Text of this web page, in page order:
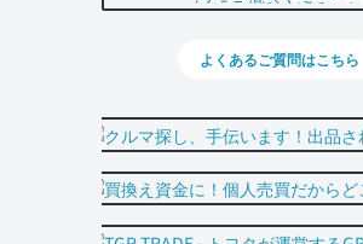
よくあるご質問はこちら